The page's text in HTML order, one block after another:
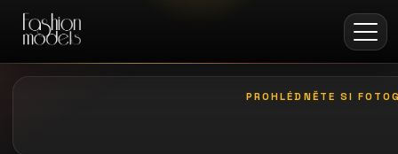
PROHLÉDNĚTE SI